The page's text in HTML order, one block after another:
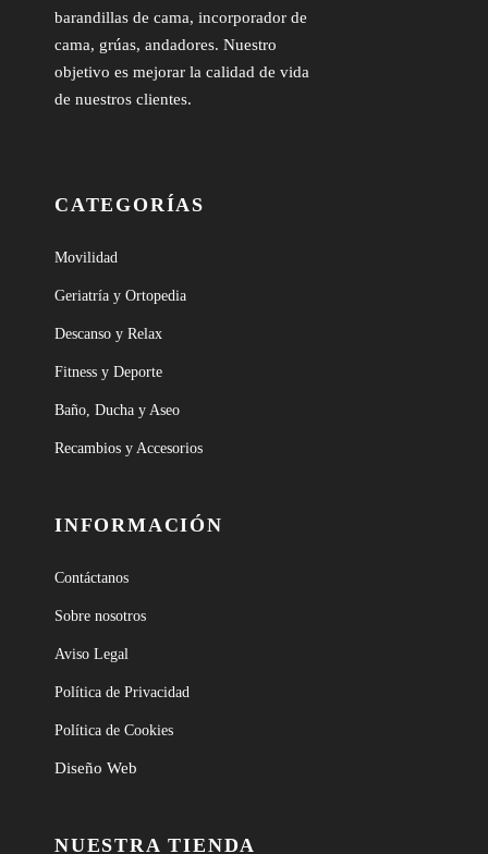
barandillas de cama, incorporador de
cama, grúas, andadores. Nuestro
objetivo es mejorar la calidad de vida
de nuestros clientes.
CATEGORÍAS
Movilidad
Geriatría y Ortopedia
Descanso y Relax
Fitness y Deporte
Baño, Ducha y Aseo
Recambios y Accesorios
INFORMACIÓN
Contáctanos
Sobre nosotros
Aviso Legal
Política de Privacidad
Política de Cookies
Diseño Web
NUESTRA TIENDA